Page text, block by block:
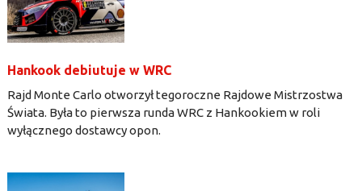
Hankook debiutuje w WRC
Rajd Monte Carlo otworzył tegoroczne Rajdowe Mistrzostwa
Świata. Była to pierwsza runda WRC z Hankookiem w roli
wyłącznego dostawcy opon.